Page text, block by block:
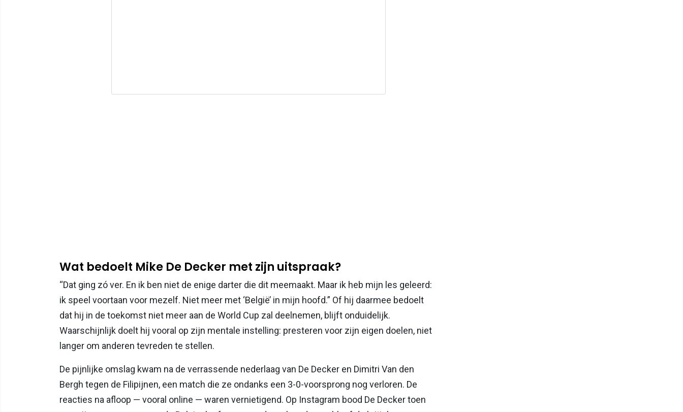
Wat bedoelt Mike De Decker met zijn uitspraak?
“Dat ging zó ver. En ik ben niet de enige darter die dit meemaakt. Maar ik heb mijn les geleerd:
ik speel voortaan voor mezelf. Niet meer met ‘België’ in mijn hoofd.” Of hij daarmee bedoelt
dat hij in de toekomst niet meer aan de World Cup zal deelnemen, blijft onduidelijk.
Waarschijnlijk doelt hij vooral op zijn mentale instelling: presteren voor zijn eigen doelen, niet
langer om anderen tevreden te stellen.
De pijnlijke omslag kwam na de verrassende nederlaag van De Decker en Dimitri Van den
Bergh tegen de Filipijnen, een match die ze ondanks een 3-0-voorsprong nog verloren. De
reacties na afloop — vooral online — waren vernietigend. Op Instagram bood De Decker toen